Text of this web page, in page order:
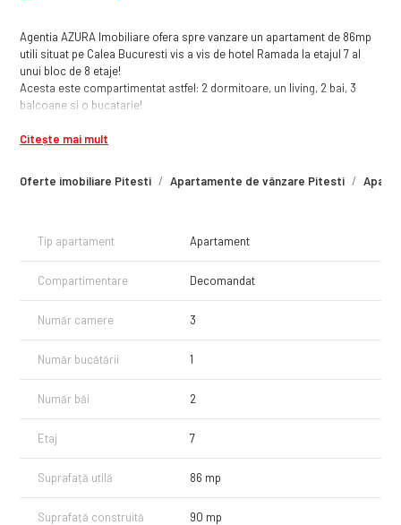
Oferte imobiliare Pitesti Apartamente de vânzare Pitesti
Agentia AZURA Imobiliare ofera spre vanzare un apartament de 86mp
utili situat pe Calea Bucuresti vis a vis de hotel Ramada la etajul 7 al
unui bloc de 8 etaje!
Acesta este compartimentat astfel: 2 dormitoare, un living, 2 bai, 3
balcoane si o bucatarie!
Fiind situat la etajul 7 ofera o panorama superba.
Citește mai mult
Tip apartament Apartament
Compartimentare Decomandat
Număr camere 3
Număr bucătării 1
Număr băi 2
Etaj 7
Suprafață utilă 86 mp
Suprafață construită 90 mp